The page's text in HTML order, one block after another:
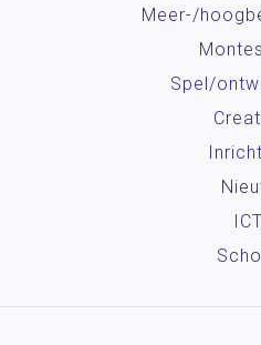
Meer-/
Spel/
ICT